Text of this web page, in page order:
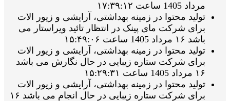
مرداد 1405 ساعت ۱۷:۳۹:۱۲
تولید محتوا در زمینه بهداشتی، آرایشی و زیور الات
برای شرکت مای پینک در انتظار تائید ویراستار می
باشد ۱۶ مرداد 1405 ساعت ۱۵:۴۹:۰۶
تولید محتوا در زمینه بهداشتی، آرایشی و زیور الات
برای شرکت ستاره زیبایی در حال نگارش می باشد
۱۶ مرداد 1405 ساعت ۱۵:۲۹:۳۱
تولید محتوا در زمینه بهداشتی، آرایشی و زیور الات
برای شرکت ستاره زیبایی در حال انجام می باشد ۱۶